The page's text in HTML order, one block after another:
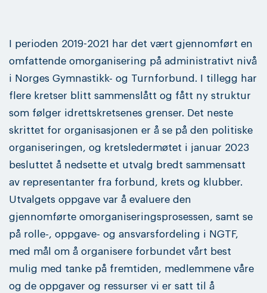
I perioden 2019-2021 har det vært gjennomført en
omfattende omorganisering på administrativt nivå
i Norges Gymnastikk- og Turnforbund. I tillegg har
flere kretser blitt sammenslått og fått ny struktur
som følger idrettskretsenes grenser. Det neste
skrittet for organisasjonen er å se på den politiske
organiseringen, og kretsledermøtet i januar 2023
besluttet å nedsette et utvalg bredt sammensatt
av representanter fra forbund, krets og klubber.
Utvalgets oppgave var å evaluere den
gjennomførte omorganiseringsprosessen, samt se
på rolle-, oppgave- og ansvarsfordeling i NGTF,
med mål om å organisere forbundet vårt best
mulig med tanke på fremtiden, medlemmene våre
og de oppgaver og ressurser vi er satt til å